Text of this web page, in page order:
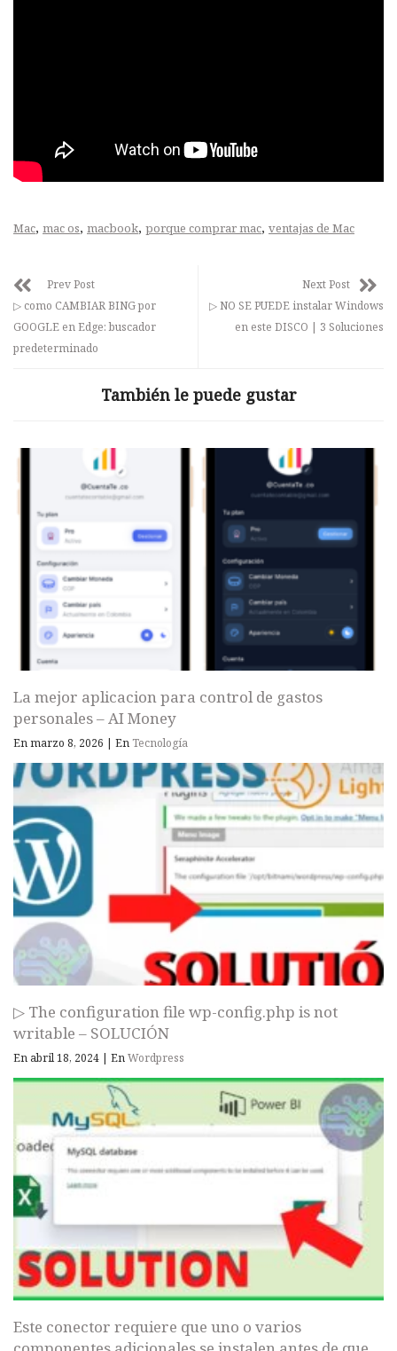
Mac, mac os, macbook, porque comprar mac, ventajas de Mac
Prev Post
▷ como CAMBIAR BING por
GOOGLE en Edge: buscador
predeterminado
Next Post
▷ NO SE PUEDE instalar Windows
en este DISCO | 3 Soluciones
También le puede gustar
La mejor aplicacion para control de gastos
personales – AI Money
En marzo 8, 2026 | En Tecnología
▷ The configuration file wp-config.php is not
writable – SOLUCIÓN
En abril 18, 2024 | EnWordpress
Este conector requiere que uno o varios